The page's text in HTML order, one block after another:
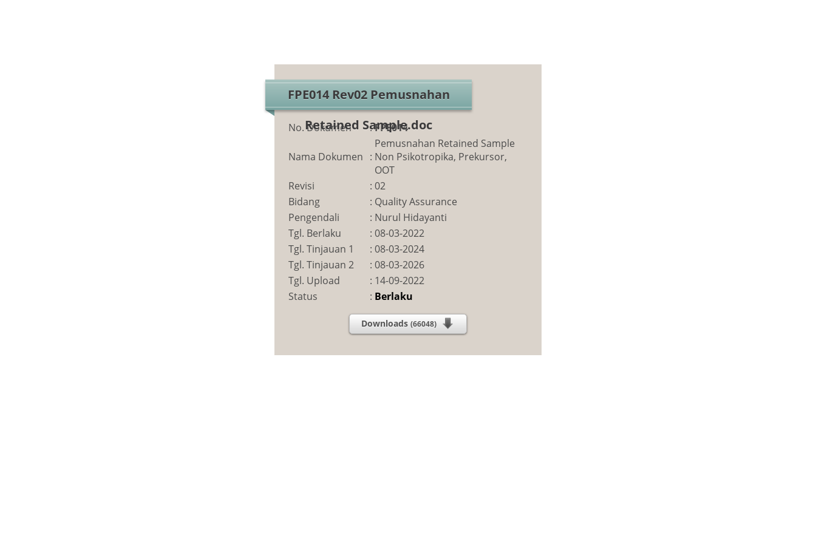
FPE014 Rev02 Pemusnahan
Retained Sample.doc
No. Dokumen :FPE014
Nama Dokumen :
Pemusnahan Retained Sample
Non Psikotropika, Prekursor,
OOT
Revisi
: 02
Bidang
: Quality Assurance
Pengendali
: Nurul Hidayanti
Tgl. Berlaku
: 08-03-2022
Tgl. Tinjauan 1
: 08-03-2024
Tgl. Tinjauan 2
: 08-03-2026
Tgl. Upload
: 14-09-2022
Status
: Berlaku
Downloads (66048)